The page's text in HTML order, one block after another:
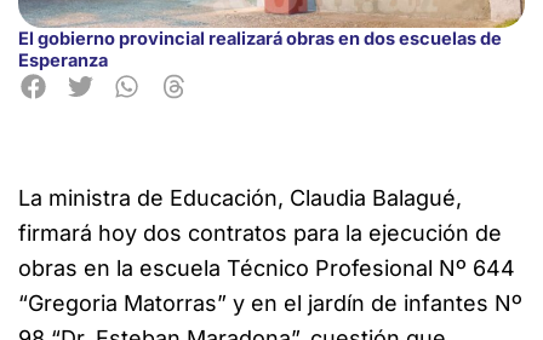
El gobierno provincial realizará obras en dos escuelas de
Esperanza
La ministra de Educación, Claudia Balagué,
firmará hoy dos contratos para la ejecución de
obras en la escuela Técnico Profesional Nº 644
“Gregoria Matorras” y en el jardín de infantes Nº